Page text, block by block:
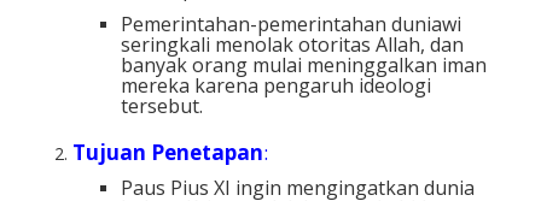
Pemerintahan-pemerintahan duniawi
seringkali menolak otoritas Allah, dan
banyak orang mulai meninggalkan iman
mereka karena pengaruh ideologi
tersebut.
Tujuan Penetapan:
Paus Pius XI ingin mengingatkan dunia